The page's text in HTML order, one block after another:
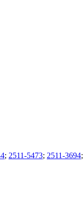
; 2511-5473; 2511-3694;